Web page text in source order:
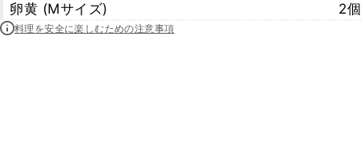
卵黄 (Mサイズ)
2個
料理を安全に楽しむための注意事項